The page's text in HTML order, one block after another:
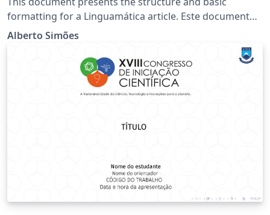
formatting for a Linguamática article. Este documento
apresenta a estrutura e formatação base para um
Alberto Simões